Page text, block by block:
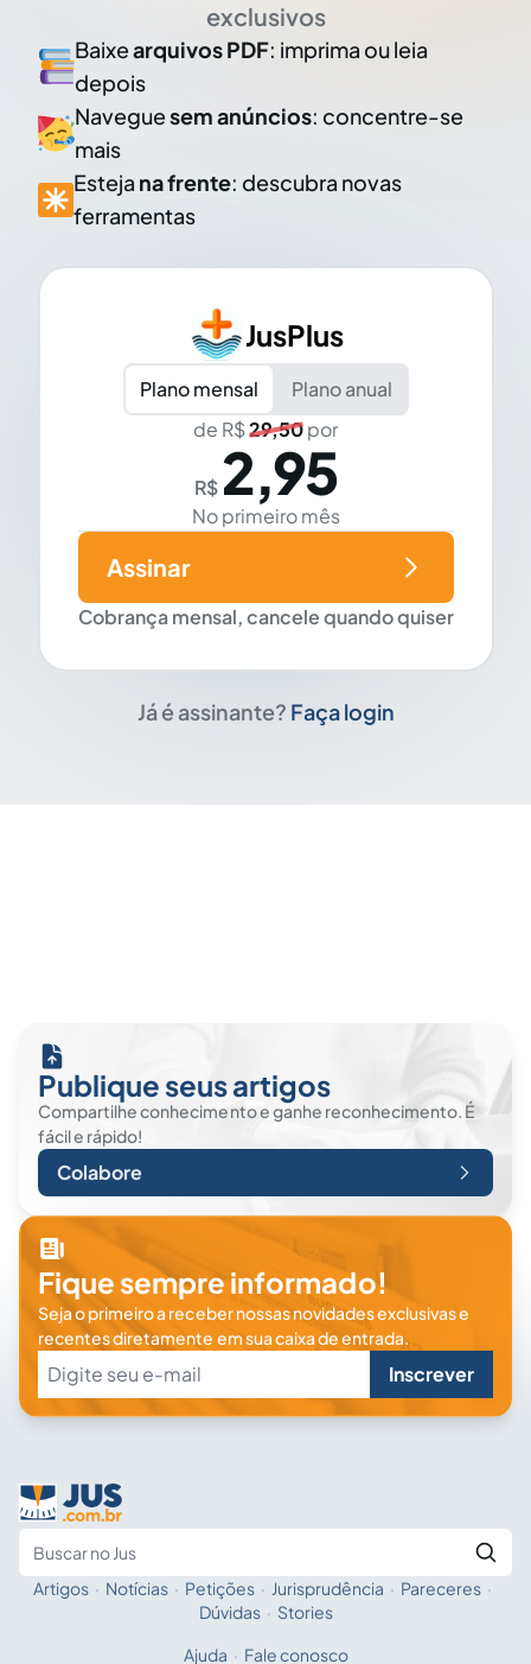
exclusivos
Baixearquivos PDF: imprima ou leia
depois
Naveguesem anúncios: concentre-se
mais
Esteja na frente: descubra novas
ferramentas
JusPlus
Plano mensal
Plano anual
de R$29,50por
R$ 2,95
No primeiro mês
Cobrança mensal, cancele quando quiser
Assinar
Já é assinante? Faça login
Publique seus artigos
Compartilhe conhecimento e ganhe reconhecimento. É
fácil e rápido!
Colabore
Fique sempre informado!
Seja o primeiro a receber nossas novidades exclusivas e
recentes diretamente em sua caixa de entrada.
Inscrever
Fale com a IA
Artigos · Notícias · Petições · Jurisprudência · Pareceres ·
Dúvidas · Stories
Ajuda · Fale conosco